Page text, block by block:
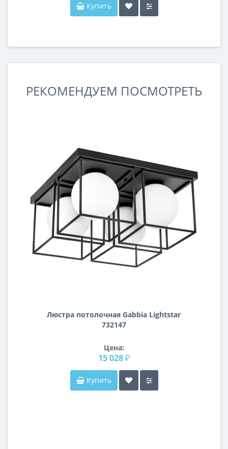
Купить
РЕКОМЕНДУЕМ ПОСМОТРЕТЬ
Люстра потолочная Gabbia Lightstar
732147
Цена:
15 028 ₽
Купить